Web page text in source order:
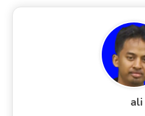
ali